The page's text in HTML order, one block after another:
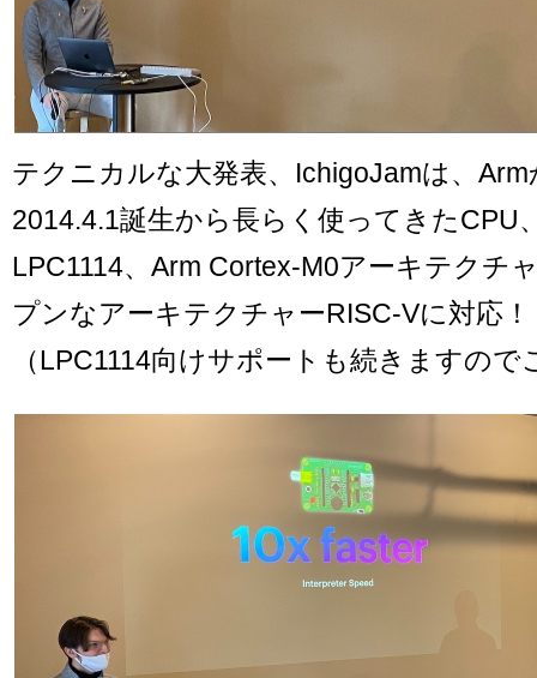
テクニカルな大発表、IchigoJamは、
2014.4.1誕生から長らく使ってきたCPU
LPC1114、Arm Cortex-M0アーキテクチ
プンなアーキテクチャーRISC-Vに対応！
（LPC1114向けサポートも続きますので